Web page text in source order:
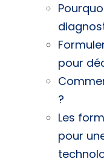
pour
?
Les
pour